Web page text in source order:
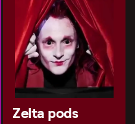
Zelta pods